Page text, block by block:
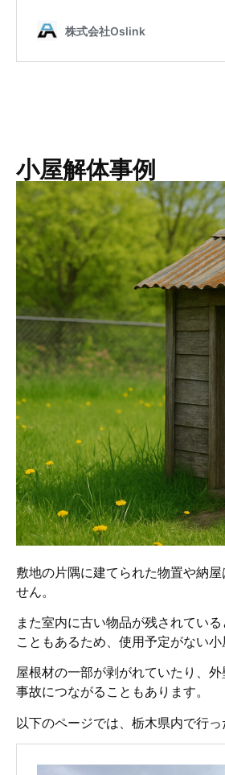
小屋解体事例
敷地の片隅に建てられた物置や納
せん。
また室内に古い物品が残されてい
こともあるため、使用予定がない
屋根材の一部が剥がれていたり、
事故につながることもあります。
以下のページでは、栃木県内で行